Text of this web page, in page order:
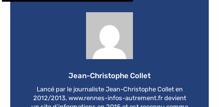
Jean-Christophe Collet
Lancé par le journaliste Jean-Christophe Collet en
2012/2013, www.rennes-infos-autrement.fr devient